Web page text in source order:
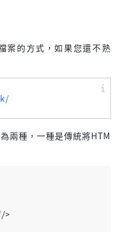
案的方式，如果您還不熟
兩種，一種是傳統將HTM
/>